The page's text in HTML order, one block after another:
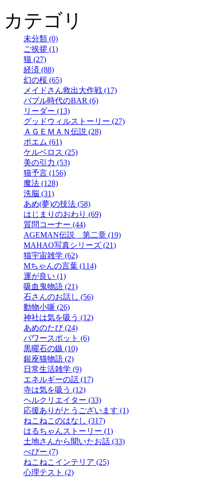
カテゴリ
未分類 (0)
ご挨拶 (1)
猫 (27)
経済 (88)
幻の桜 (65)
メイドさん救出大作戦 (17)
バブル時代のBAR (6)
リーダー (13)
グッドウィルストーリー (27)
ＡＧＥＭＡＮ伝説 (28)
ポエム (61)
ケルベロス (25)
美の引力 (53)
猫予言 (156)
魔法 (128)
洗脳 (31)
あめ(夢)の技法 (58)
はじまりのおわり (69)
質問コーナー (44)
AGEMAN伝説 第二章 (19)
MAHAO写真シリーズ (21)
猫宇宙雑学 (62)
Mちゃんの言葉 (114)
運が良い (1)
吸血鬼物語 (21)
石さんのお話し (56)
動物小噺 (26)
神社は気を吸う (12)
あめのたび (24)
パワースポット (6)
黒曜石の鏃 (10)
銀座猫物語 (2)
日常生活雑学 (9)
エネルギーの話 (17)
寺は気を吸う (12)
ヘルクリエイター (33)
応援ありがとうございます (1)
ねこねこのはなし (317)
はるちゃんストーリー (1)
土地さんから聞いたお話 (33)
べびー (7)
ねこねこインテリア (25)
心理テスト (2)